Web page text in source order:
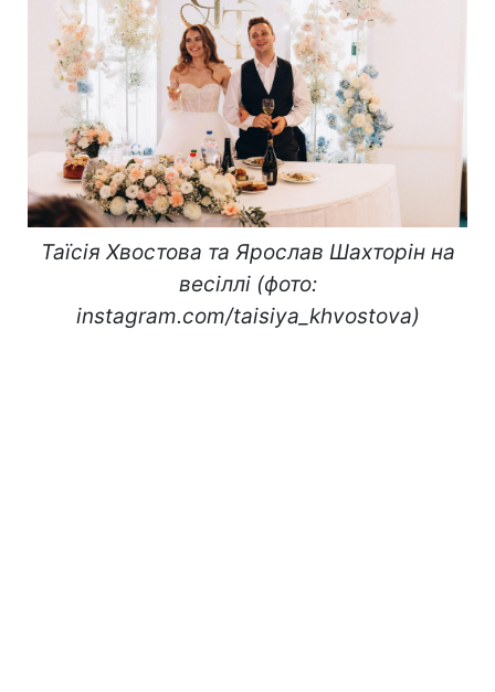
Таїсія Хвостова та Ярослав Шахторін на
весіллі (фото:
instagram.com/taisiya_khvostova)